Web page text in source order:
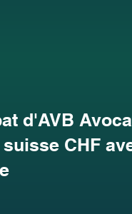
d'AVB
CHF